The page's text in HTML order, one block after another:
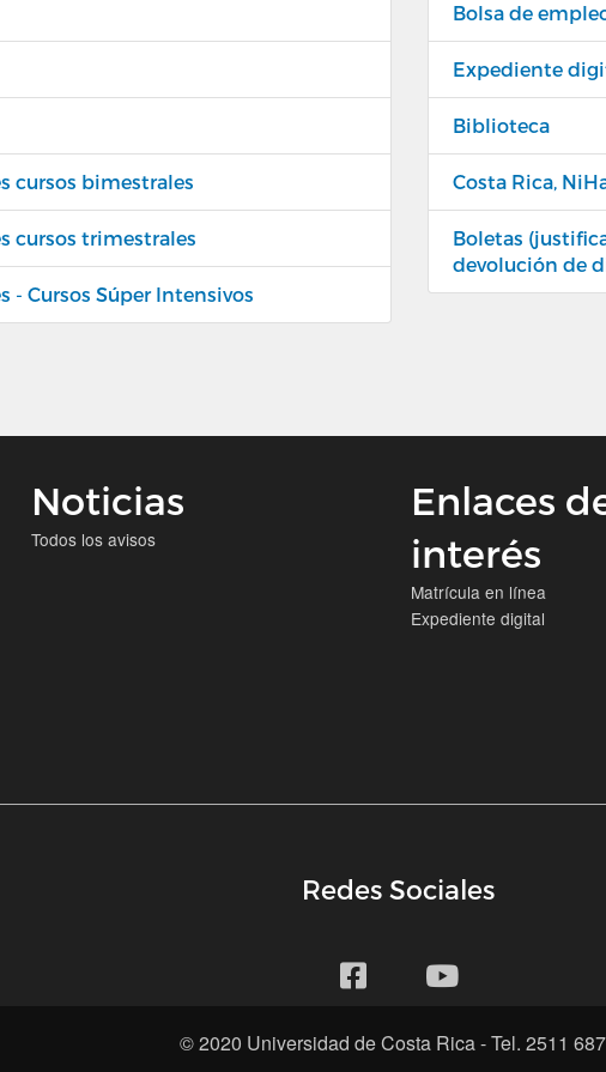
cursos bimestrales
cursos trimestrales
- Cursos Súper Intensivos
Bolsa de
Expediente
Biblioteca
Costa Rica,
Boletas
devolución de
Noticias
Todos los avisos
Enlaces
interés
Matrícula en línea
Expediente digital
Redes Sociales
© 2020 Universidad de Costa Rica - Tel. 2511